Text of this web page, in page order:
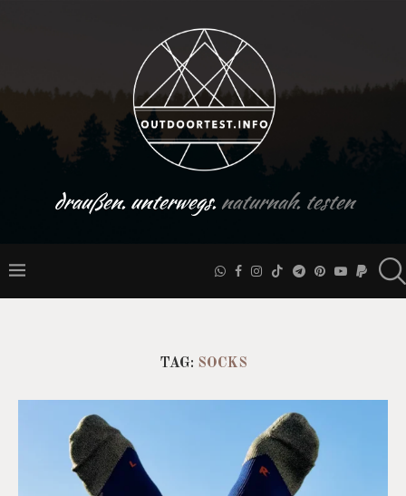
draußen. unterwegs.naturnah. testen
TAG: SOCKS